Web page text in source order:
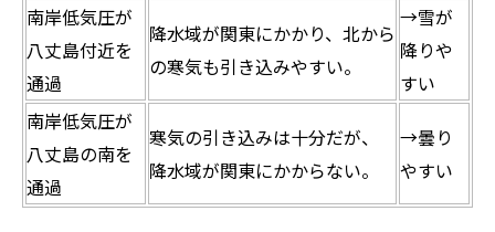
南岸低気圧が
八丈島付近を
通過
降水域が関東にかかり、北から
の寒気も引き込みやすい。
→雪が
降りや
すい
南岸低気圧が
八丈島の南を
通過
寒気の引き込みは十分だが、
降水域が関東にかからない。
→曇り
やすい